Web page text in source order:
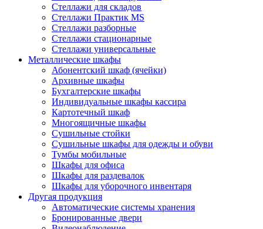
Стеллажи для складов
Стеллажи Практик MS
Стеллажи разборные
Стеллажи стационарные
Стеллажи универсальные
Металлические шкафы
Абонентский шкаф (ячейки)
Архивные шкафы
Бухгалтерские шкафы
Индивидуальные шкафы кассира
Картотечный шкаф
Многоящичные шкафы
Сушильные стойки
Сушильные шкафы для одежды и обуви
Тумбы мобильные
Шкафы для офиса
Шкафы для раздевалок
Шкафы для уборочного инвентаря
Другая продукция
Автоматические системы хранения
Бронированные двери